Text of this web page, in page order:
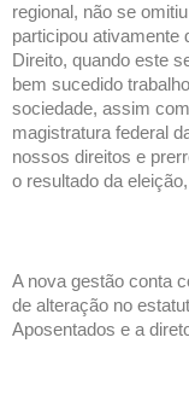
regional, não se
participou ativamente
Direito, quando este
bem sucedido
sociedade, assim
magistratura federal
nossos direitos e
o resultado da
A nova gestão conta
de alteração no
Aposentados e a